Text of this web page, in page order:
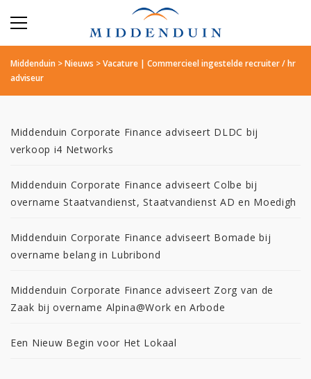
Middenduin >Nieuws >Vacature | Commercieel ingestelde recruiter / hr
adviseur
Middenduin Corporate Finance adviseert DLDC bij
verkoop i4 Networks
Middenduin Corporate Finance adviseert Colbe bij
overname Staatvandienst, Staatvandienst AD en Moedigh
Middenduin Corporate Finance adviseert Bomade bij
overname belang in Lubribond
Middenduin Corporate Finance adviseert Zorg van de
Zaak bij overname Alpina@Work en Arbode
Een Nieuw Begin voor Het Lokaal